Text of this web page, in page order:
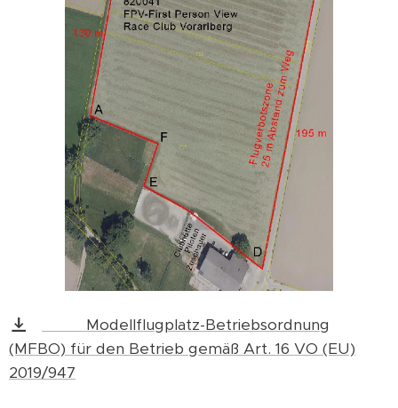
Modellflugplatz-Betriebsordnung
(MFBO) für den Betrieb gemäß Art. 16 VO (EU)
2019/947